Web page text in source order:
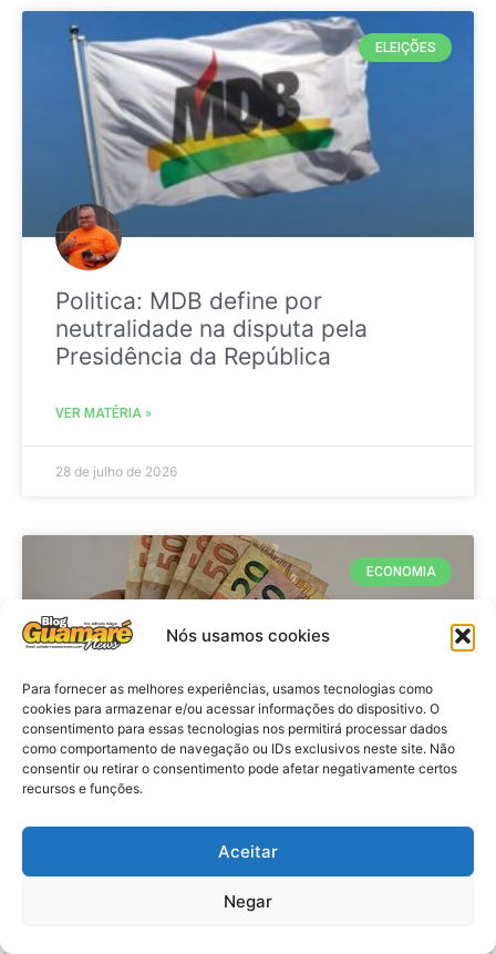
Nós usamos cookies
Para fornecer as melhores experiências, usamos tecnologias como
cookies para armazenar e/ou acessar informações do dispositivo. O
consentimento para essas tecnologias nos permitirá processar dados
como comportamento de navegação ou IDs exclusivos neste site. Não
consentir ou retirar o consentimento pode afetar negativamente certos
recursos e funções.
Aceitar
Negar
ELEIÇÕES
Politica: MDB define por
neutralidade na disputa pela
Presidência da República
VER MATÉRIA »
28 de julho de 2026
ECONOMIA
Economia: Beneficiários com NIS
de final 7 recebem Bolsa Família
de julho